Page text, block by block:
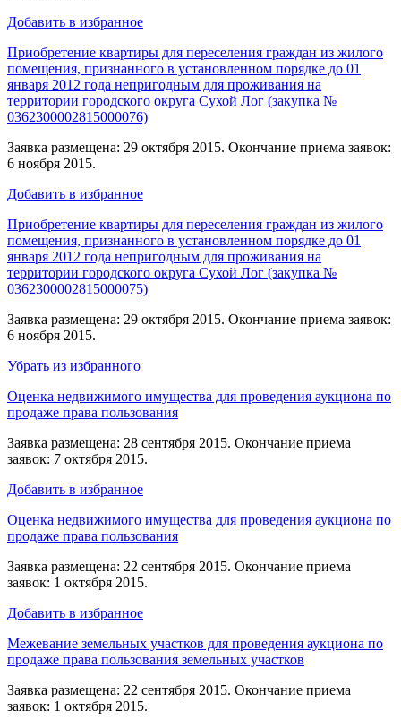
Добавить в избранное
Приобретение квартиры для переселения граждан из жилого
помещения, признанного в установленном порядке до 01
января 2012 года непригодным для проживания на
территории городского округа Сухой Лог (закупка №
0362300002815000076)
Заявка размещена: 29 октября 2015. Окончание приема заявок:
6 ноября 2015.
Добавить в избранное
Приобретение квартиры для переселения граждан из жилого
помещения, признанного в установленном порядке до 01
января 2012 года непригодным для проживания на
территории городского округа Сухой Лог (закупка №
0362300002815000075)
Заявка размещена: 29 октября 2015. Окончание приема заявок:
6 ноября 2015.
Убрать из избранного
Оценка недвижимого имущества для проведения аукциона по
продаже права пользования
Заявка размещена: 28 сентября 2015. Окончание приема
заявок: 7 октября 2015.
Добавить в избранное
Оценка недвижимого имущества для проведения аукциона по
продаже права пользования
Заявка размещена: 22 сентября 2015. Окончание приема
заявок: 1 октября 2015.
Добавить в избранное
Межевание земельных участков для проведения аукциона по
продаже права пользования земельных участков
Заявка размещена: 22 сентября 2015. Окончание приема
заявок: 1 октября 2015.